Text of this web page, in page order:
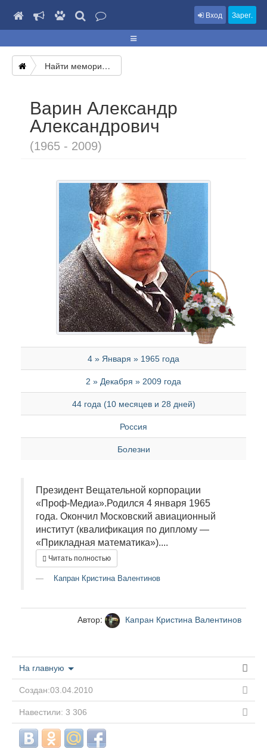
Вход Зарег.
Найти мемориал
Варин Александр
Александрович
(1965 - 2009)
4 » Января » 1965 года
2 » Декабря » 2009 года
44 года (10 месяцев и 28 дней)
Россия
Болезни
Президент Вещательной корпорации
«Проф-Медиа».Родился 4 января 1965
года. Окончил Московский авиационный
институт (квалификация по диплому —
«Прикладная математика»)....
Читать полностью
Капран Кристина Валентинов
Автор: Капран Кристина Валентинов
На главную
Создан:03.04.2010
Навестили: 3 306